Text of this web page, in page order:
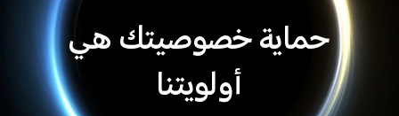
حماية خصوصيتك هي
أولويتنا